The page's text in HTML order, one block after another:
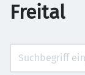
Freital